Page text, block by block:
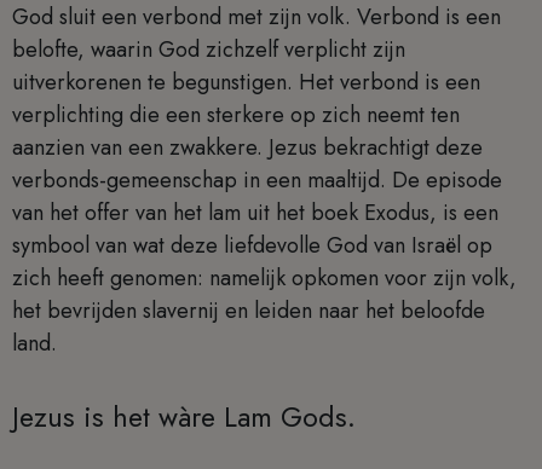
God sluit een verbond met zijn volk. Verbond is een
belofte, waarin God zichzelf verplicht zijn
uitverkorenen te begunstigen. Het verbond is een
verplichting die een sterkere op zich neemt ten
aanzien van een zwakkere. Jezus bekrachtigt deze
verbonds-gemeenschap in een maaltijd. De episode
van het offer van het lam uit het boek Exodus, is een
symbool van wat deze liefdevolle God van Israël op
zich heeft genomen: namelijk opkomen voor zijn volk,
het bevrijden slavernij en leiden naar het beloofde
land.
Jezus is het wàre Lam Gods.